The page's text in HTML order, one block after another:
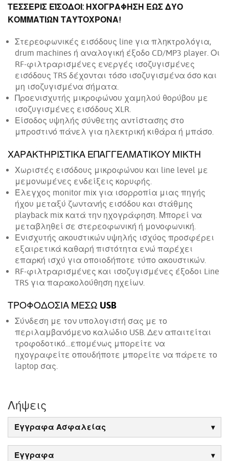
ΤΕΣΣΕΡΙΣ ΕΊΣΟΔΟΙ: ΗΧΟΓΡΑΦΗΣΗ ΕΩΣ ΔΥΟ
ΚΟΜΜΑΤΙΩΝ ΤΑΥΤΟΧΡΟΝΑ!
Στερεοφωνικές εισόδους line για πληκτρολόγια,
drum machines ή αναλογική έξοδο CD/MP3 player. Οι
RF-φιλτραρισμένες ενεργές ισοζυγισμένες
εισόδους TRS δέχονται τόσο ισοζυγισμένα όσο και
μη ισοζυγισμένα σήματα.
Προενισχυτής μικροφώνου χαμηλού θορύβου με
ισοζυγισμένες εισόδους XLR.
Είσοδος υψηλής σύνθετης αντίστασης στο
μπροστινό πάνελ για ηλεκτρική κιθάρα ή μπάσο.
ΧΑΡΑΚΤΗΡΙΣΤΙΚΑ ΕΠΑΓΓΕΛΜΑΤΙΚΟΥ ΜΙΚΤΗ
Χωριστές εισόδους μικροφώνου και line level με
μεμονωμένες ενδείξεις κορυφής.
Έλεγχος monitor mix για ισορροπία μιας πηγής
ήχου μεταξύ ζωντανής εισόδου και στάθμης
playback mix κατά την ηχογράφηση. Μπορεί να
μεταβληθεί σε στερεοφωνική ή μονοφωνική.
Ενισχυτής ακουστικών υψηλής ισχύος προσφέρει
εξαιρετικά καθαρή πιστότητα ενώ παρέχει
επαρκή ισχύ για οποιοδήποτε τύπο ακουστικών.
RF-φιλτραρισμένες και ισοζυγισμένες έξοδοι Line
TRS για παρακολούθηση ηχείων.
ΤΡΟΦΟΔΟΣΙΑ ΜΕΣΩ USB
Σύνδεση με τον υπολογιστή σας με το
περιλαμβανόμενο καλώδιο USB. Δεν απαιτείται
τροφοδοτικό…επομένως μπορείτε να
ηχογραφείτε οπουδήποτε μπορείτε να πάρετε το
laptop σας.
Λήψεις
Έγγραφα Ασφαλείας
Έγγραφα